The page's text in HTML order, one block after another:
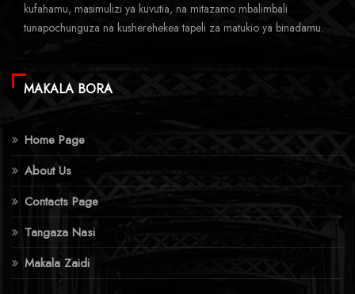
kufahamu, masimulizi ya kuvutia, na mitazamo mbalimbali
tunapochunguza na kusherehekea tapeli za matukio ya binadamu.
MAKALA BORA
Home Page
About Us
Contacts Page
Tangaza Nasi
Makala Zaidi